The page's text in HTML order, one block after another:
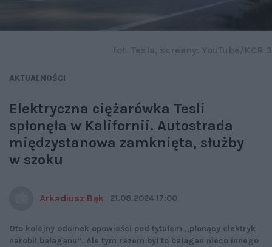
AKTUALNOŚCI
Elektryczna ciężarówka Tesli
spłonęła w Kalifornii. Autostrada
międzystanowa zamknięta, służby
w szoku
Arkadiusz Bąk 21.08.2024 17:00
Oto kolejny odcinek opowieści pod tytułem „płonący elektryk
narobił bałaganu”. Ale tym razem był to bałagan nieco innego